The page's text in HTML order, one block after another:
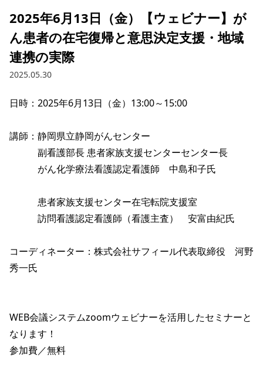
2025年6月13日（金）【ウェビナー】が
ん患者の在宅復帰と意思決定支援・地域
連携の実際
2025.05.30
日時：2025年6月13日（金）13:00～15:00
講師：静岡県立静岡がんセンター
副看護部長 患者家族支援センターセンター長
がん化学療法看護認定看護師　中島和子氏
患者家族支援センター在宅転院支援室
訪問看護認定看護師（看護主査）　安富由紀氏
コーディネーター：株式会社サフィール代表取締役　河野
秀一氏
WEB会議システムzoomウェビナーを活用したセミナーと
なります！
参加費／無料